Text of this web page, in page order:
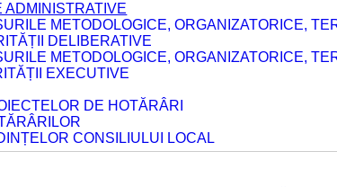
METODOLOGICE, ORGANIZATORICE,
DELIBERATIVE
METODOLOGICE, ORGANIZATORICE,
EXECUTIVE
DE HOTĂRÂRI
CONSILIULUI LOCAL